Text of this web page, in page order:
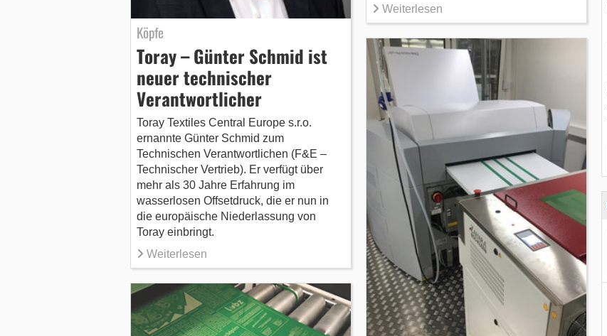
Köpfe
Toray – Günter Schmid ist
neuer technischer
Verantwortlicher
Toray Textiles Central Europe s.r.o.
ernannte Günter Schmid zum
Technischen Verantwortlichen (F&E –
Technischer Vertrieb). Er verfügt über
mehr als 30 Jahre Erfahrung im
wasserlosen Offsetdruck, die er nun in
die europäische Niederlassung von
Toray einbringt.
Weiterlesen
Weiterlesen